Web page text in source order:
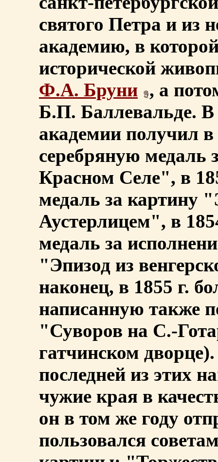
святого Петра и из
академию, в
исторической
Ф.А. Бруни , а
Б.П. Баллевальде.
академии получил
серебряную медаль
Красном Селе", в
медаль за картину
Аустерлицем", в
медаль за
"Эпизод из
наконец, в 1855 г.
написанную также
"Суворов на С.-
гатчинском
последней из этих
чужие края в
он в том же году
пользовался